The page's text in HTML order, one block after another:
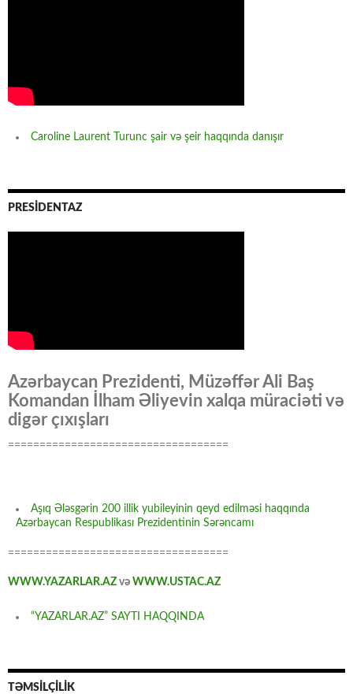
Caroline Laurent Turunc şair və şeir haqqında danışır
PRESİDENTAZ
Azərbaycan Prezidenti, Müzəffər Ali Baş
Komandan İlham Əliyevin xalqa müraciəti və
digər çıxışları
===================================
Aşıq Ələsgərin 200 illik yubileyinin qeyd edilməsi haqqında
Azərbaycan Respublikası Prezidentinin Sərəncamı
===================================
WWW.YAZARLAR.AZ və WWW.USTAC.AZ
“YAZARLAR.AZ” SAYTI HAQQINDA
TƏMSİLÇİLİK